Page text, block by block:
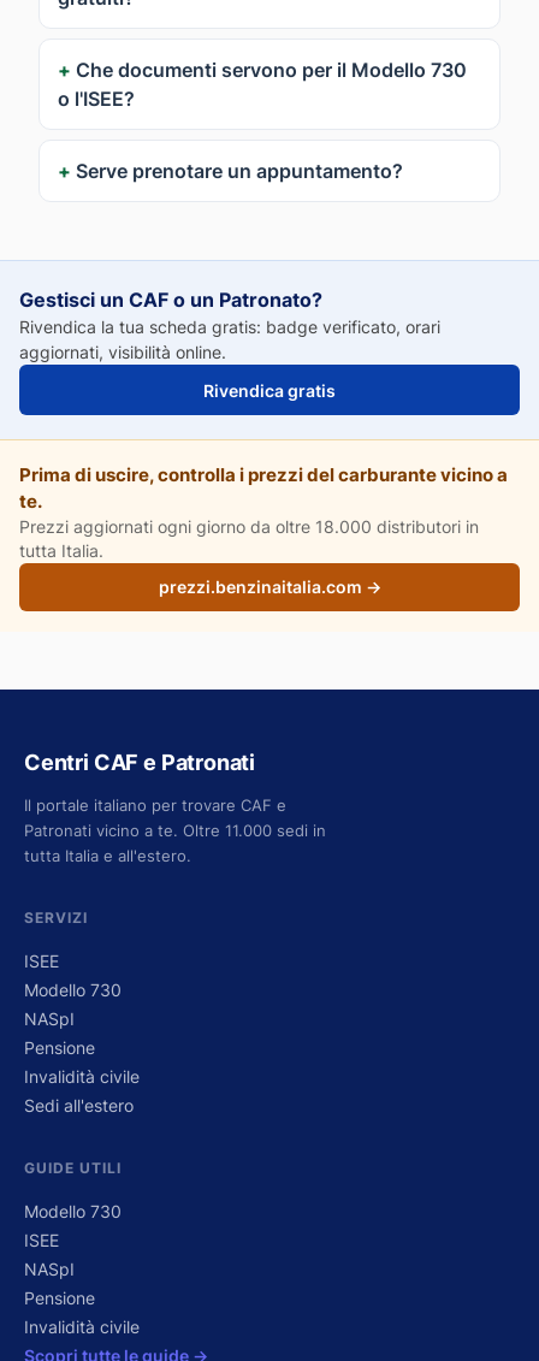
Che documenti servono per il Modello 730
o l'ISEE?
Serve prenotare un appuntamento?
Gestisci un CAF o un Patronato?
Rivendica la tua scheda gratis: badge verificato, orari
aggiornati, visibilità online.
Rivendica gratis
Prima di uscire, controlla i prezzi del carburante vicino a
te.
Prezzi aggiornati ogni giorno da oltre 18.000 distributori in
tutta Italia.
prezzi.benzinaitalia.com →
Centri CAF e Patronati
Il portale italiano per trovare CAF e
Patronati vicino a te. Oltre 11.000 sedi in
tutta Italia e all'estero.
SERVIZI
ISEE
Modello 730
NASpI
Pensione
Invalidità civile
Sedi all'estero
GUIDE UTILI
Modello 730
ISEE
NASpI
Pensione
Invalidità civile
Scopri tutte le guide →